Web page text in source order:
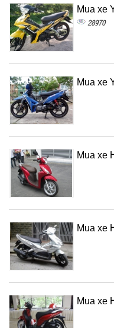
Mua xe
28970
Mua xe
Mua xe
Mua xe
Mua xe